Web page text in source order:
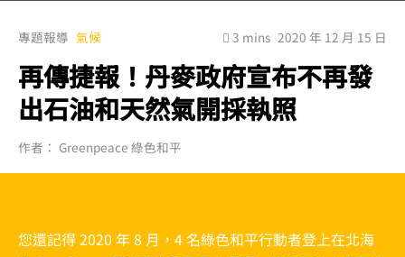
專題報導 氣候 3 mins 2020 年 12 月 15 日
再傳捷報！丹麥政府宣布不再發
出石油和天然氣開採執照
作者： Greenpeace 綠色和平
您還記得 2020 年 8 月，4 名綠色和平行動者登上在北海